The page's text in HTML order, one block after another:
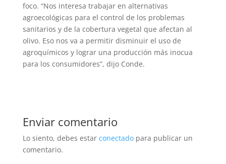
foco. “Nos interesa trabajar en alternativas
agroecológicas para el control de los problemas
sanitarios y de la cobertura vegetal que afectan al
olivo. Eso nos va a permitir disminuir el uso de
agroquímicos y lograr una producción más inocua
para los consumidores”, dijo Conde.
Enviar comentario
Lo siento, debes estar conectadopara publicar un
comentario.